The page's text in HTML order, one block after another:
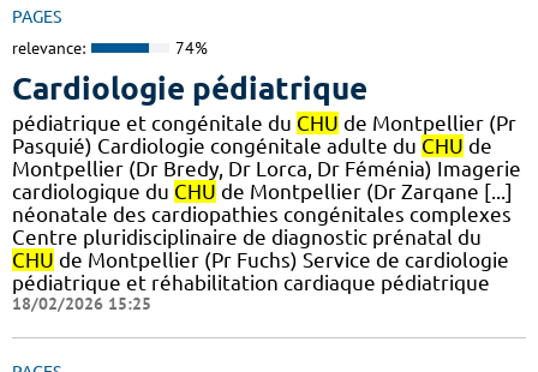
PAGES
relevance: 74%
Cardiologie pédiatrique
pédiatrique et congénitale du CHU de Montpellier (Pr
Pasquié) Cardiologie congénitale adulte du CHU de
Montpellier (Dr Bredy, Dr Lorca, Dr Féménia) Imagerie
cardiologique du CHU de Montpellier (Dr Zarqane [...]
néonatale des cardiopathies congénitales complexes
Centre pluridisciplinaire de diagnostic prénatal du
CHU de Montpellier (Pr Fuchs) Service de cardiologie
pédiatrique et réhabilitation cardiaque pédiatrique
18/02/2026 15:25